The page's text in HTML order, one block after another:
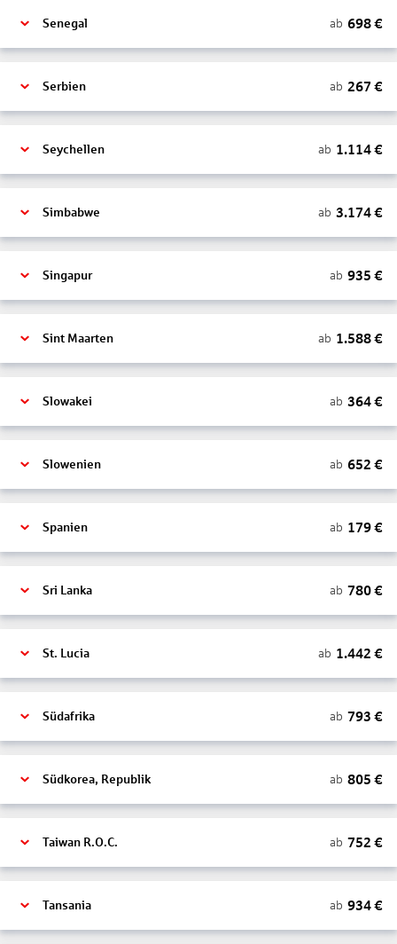
Senegal ab 698€
Serbien ab 267 €
Seychellen ab 1.114€
Simbabwe ab 3.174€
Singapur ab 935 €
Sint Maarten ab 1.588€
Slowakei ab 364€
Slowenien ab 652 €
Spanien ab 179€
Sri Lanka ab 780€
St. Lucia ab 1.442 €
Südafrika ab 793 €
Südkorea, Republik ab 805 €
Taiwan R.O.C. ab 752 €
Tansania ab 934€